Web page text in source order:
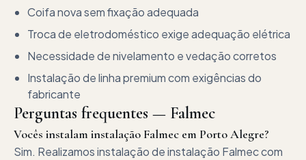
Coifa nova sem fixação adequada
Troca de eletrodoméstico exige adequação elétrica
Necessidade de nivelamento e vedação corretos
Instalação de linha premium com exigências do
fabricante
Perguntas frequentes — Falmec
Vocês instalam instalação Falmec em Porto Alegre?
Sim. Realizamos instalação de instalação Falmec com